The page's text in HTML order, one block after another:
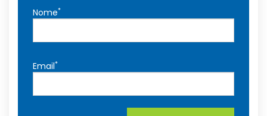
Nome*
Email*